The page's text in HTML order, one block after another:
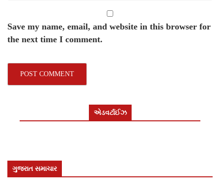
Save my name, email, and website in this browser for
the next time I comment.
એડવર્ટાઈઝ
ગુજરાત સમાચાર